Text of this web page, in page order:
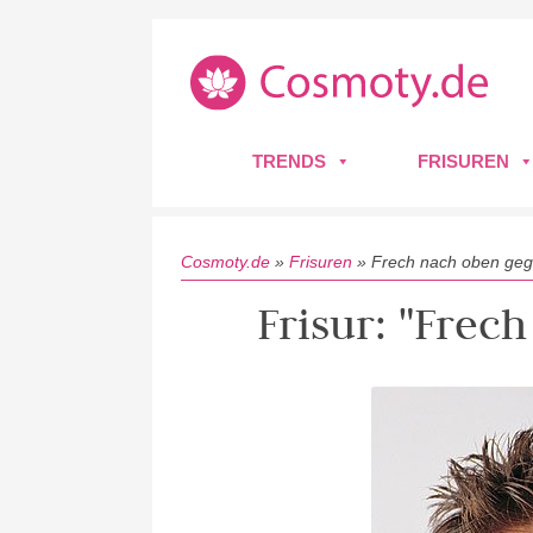
TRENDS FRISUREN
Cosmoty.de » Frisuren » Frech nach oben
Frisur: